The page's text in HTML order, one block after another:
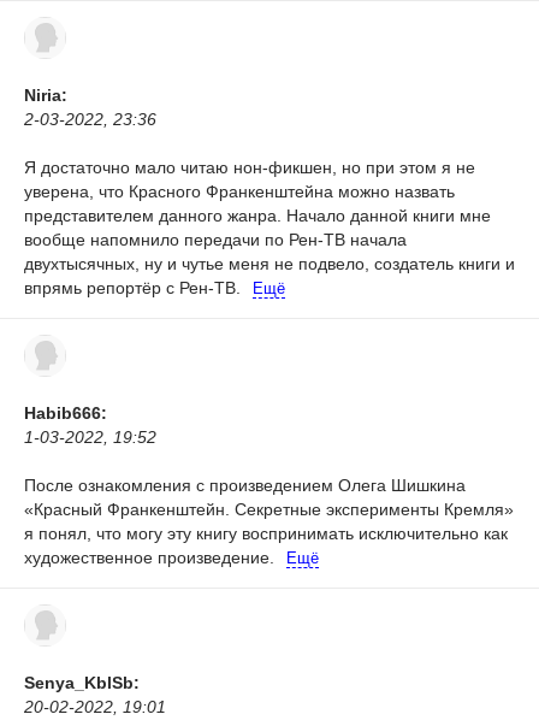
Niria:
2-03-2022, 23:36
Я достаточно мало читаю нон-фикшен, но при этом я не
уверена, что Красного Франкенштейна можно назвать
представителем данного жанра. Начало данной книги мне
вообще напомнило передачи по Рен-ТВ начала
двухтысячных, ну и чутье меня не подвело, создатель книги и
впрямь репортёр с Рен-ТВ.
Ещё
Habib666:
1-03-2022, 19:52
После ознакомления с произведением Олега Шишкина
«Красный Франкенштейн. Секретные эксперименты Кремля»
я понял, что могу эту книгу воспринимать исключительно как
художественное произведение.
Ещё
Senya_KblSb:
20-02-2022, 19:01